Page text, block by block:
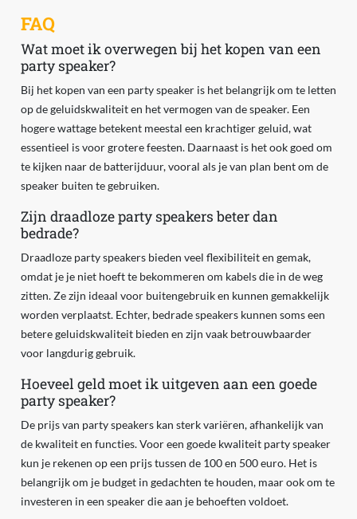
FAQ
Wat moet ik overwegen bij het kopen van een
party speaker?
Bij het kopen van een party speaker is het belangrijk om te letten
op de geluidskwaliteit en het vermogen van de speaker. Een
hogere wattage betekent meestal een krachtiger geluid, wat
essentieel is voor grotere feesten. Daarnaast is het ook goed om
te kijken naar de batterijduur, vooral als je van plan bent om de
speaker buiten te gebruiken.
Zijn draadloze party speakers beter dan
bedrade?
Draadloze party speakers bieden veel flexibiliteit en gemak,
omdat je je niet hoeft te bekommeren om kabels die in de weg
zitten. Ze zijn ideaal voor buitengebruik en kunnen gemakkelijk
worden verplaatst. Echter, bedrade speakers kunnen soms een
betere geluidskwaliteit bieden en zijn vaak betrouwbaarder
voor langdurig gebruik.
Hoeveel geld moet ik uitgeven aan een goede
party speaker?
De prijs van party speakers kan sterk variëren, afhankelijk van
de kwaliteit en functies. Voor een goede kwaliteit party speaker
kun je rekenen op een prijs tussen de 100 en 500 euro. Het is
belangrijk om je budget in gedachten te houden, maar ook om te
investeren in een speaker die aan je behoeften voldoet.